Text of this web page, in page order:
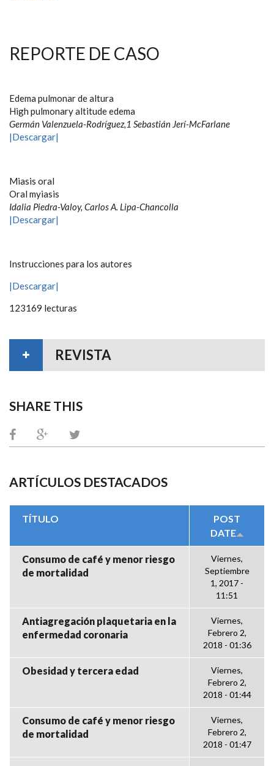
REPORTE DE CASO
Edema pulmonar de altura
High pulmonary altitude edema
Germán Valenzuela-Rodríguez,1 Sebastián Jerí-McFarlane
|Descargar|
Miasis oral
Oral myiasis
Idalia Piedra-Valoy, Carlos A. Lipa-Chancolla
|Descargar|
Instrucciones para los autores
|Descargar|
123169 lecturas
REVISTA
SHARE THIS
ARTÍCULOS DESTACADOS
TÍTULO
POST
DATE
Consumo de café y menor riesgo
de mortalidad
Viernes,
Septiembre
1, 2017 -
11:51
Antiagregación plaquetaria en la
enfermedad coronaria
Viernes,
Febrero 2,
2018 - 01:36
Obesidad y tercera edad
Viernes,
Febrero 2,
2018 - 01:44
Consumo de café y menor riesgo
de mortalidad
Viernes,
Febrero 2,
2018 - 01:47